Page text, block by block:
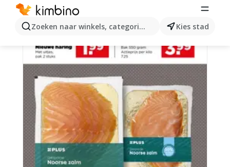
Zoeken naar winkels, categorieën, producten...
Kies stad